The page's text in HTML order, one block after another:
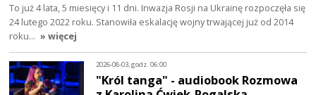
To już 4 lata, 5 miesięcy i 11 dni. Inwazja Rosji na Ukrainę rozpoczęła się
24 lutego 2022 roku. Stanowiła eskalację wojny trwającej już od 2014
roku… » więcej
2026-08-03, godz. 06:00
"Król tanga" - audiobook Rozmowa